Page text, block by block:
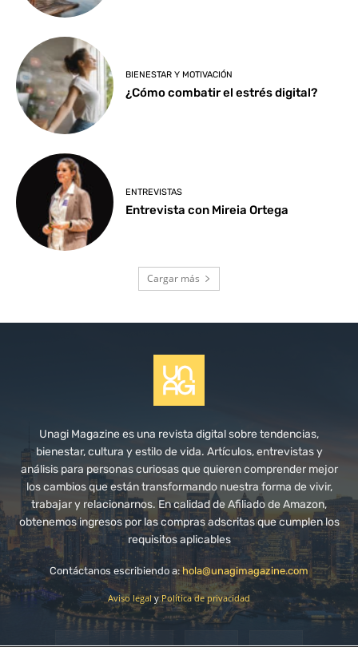
BIENESTAR Y MOTIVACIÓN
¿Cómo combatir el estrés digital?
ENTREVISTAS
Entrevista con Mireia Ortega
Cargar más
Unagi Magazine es una revista digital sobre tendencias,
bienestar, cultura y estilo de vida. Artículos, entrevistas y
análisis para personas curiosas que quieren comprender mejor
los cambios que están transformando nuestra forma de vivir,
trabajar y relacionarnos. En calidad de Afiliado de Amazon,
obtenemos ingresos por las compras adscritas que cumplen los
requisitos aplicables
Contáctanos escribiendo a:hola@unagimagazine.com
Aviso legalyPolítica de privacidad